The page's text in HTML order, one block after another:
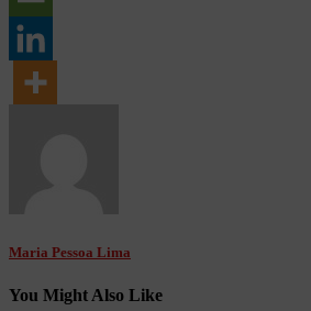
Maria Pessoa Lima
You Might Also Like